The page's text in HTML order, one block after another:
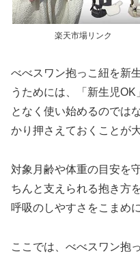
楽天市場リンク
べべスワン抱っこ紐を新
うためには、「新生児
となく使い始めるのでは
かり押さえておくことが
対象月齢や体重の目安を
ちんと支えられる抱き方
呼吸のしやすさをこまめ
ここでは、べべスワン抱